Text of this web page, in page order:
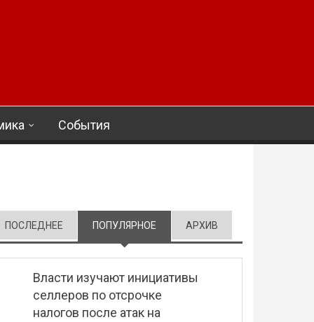
События
ПОСЛЕДНЕЕ ПОПУЛЯРНОЕ (АКТИВНАЯ ВКЛАДКА)
АРХИВ
Власти изучают инициативы
селлеров по отсрочке
налогов после атак на